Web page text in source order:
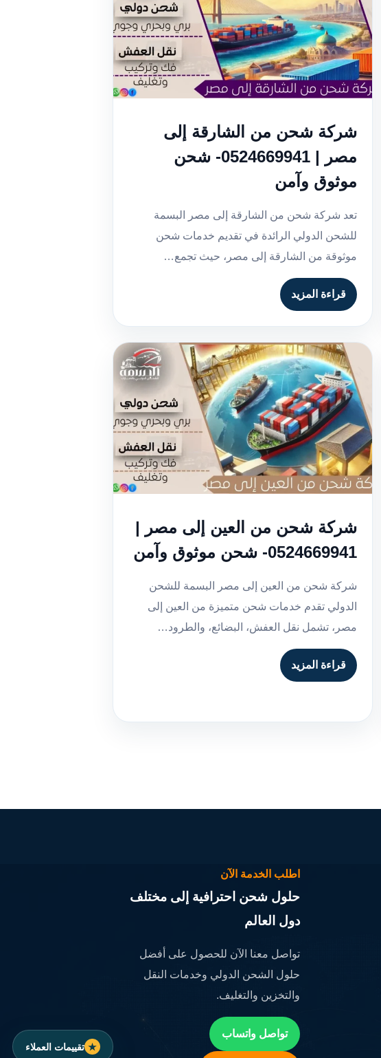
شركة شحن من الشارقة إلى
مصر | 0524669941- شحن
موثوق وآمن
تعد شركة شحن من الشارقة إلى مصر البسمة
للشحن الدولي الرائدة في تقديم خدمات شحن
موثوقة من الشارقة إلى مصر، حيث تجمع…
قراءة المزيد
شركة شحن من العين إلى مصر |
0524669941- شحن موثوق وآمن
شركة شحن من العين إلى مصر البسمة للشحن
الدولي تقدم خدمات شحن متميزة من العين إلى
مصر، تشمل نقل العفش، البضائع، والطرود…
قراءة المزيد
اطلب الخدمة الآن
حلول شحن احترافية إلى مختلف
دول العالم
تواصل معنا الآن للحصول على أفضل
حلول الشحن الدولي وخدمات النقل
والتخزين والتغليف.
تواصل واتساب
تقييمات العملاء